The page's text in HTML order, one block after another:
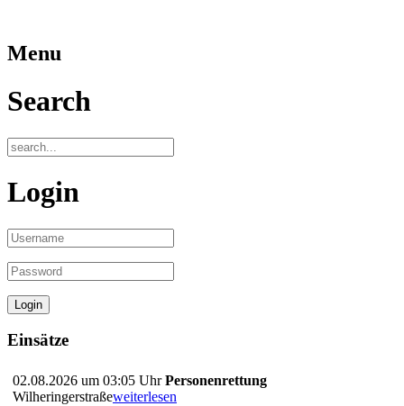
Menu
Search
Login
Einsätze
02.08.2026 um 03:05 UhrPersonenrettung
Wilheringerstraßeweiterlesen